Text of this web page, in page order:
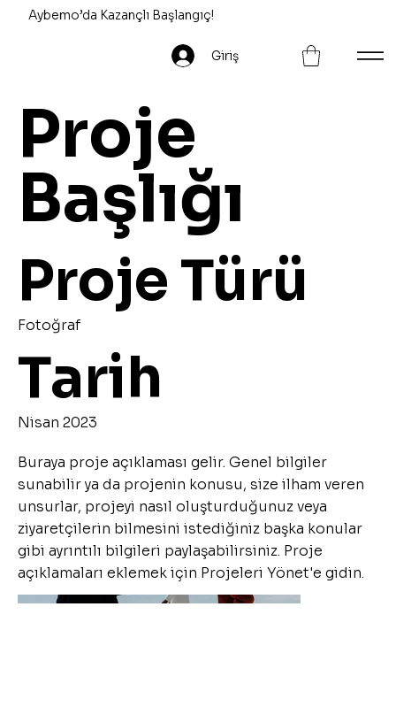
Aybemo’da Kazançlı Başlangıç!
Giriş
Proje
Başlığı
Proje Türü
Fotoğraf
Tarih
Nisan 2023
Buraya proje açıklaması gelir. Genel bilgiler
sunabilir ya da projenin konusu, size ilham veren
unsurlar, projeyi nasıl oluşturduğunuz veya
ziyaretçilerin bilmesini istediğiniz başka konular
gibi ayrıntılı bilgileri paylaşabilirsiniz. Proje
açıklamaları eklemek için Projeleri Yönet'e gidin.